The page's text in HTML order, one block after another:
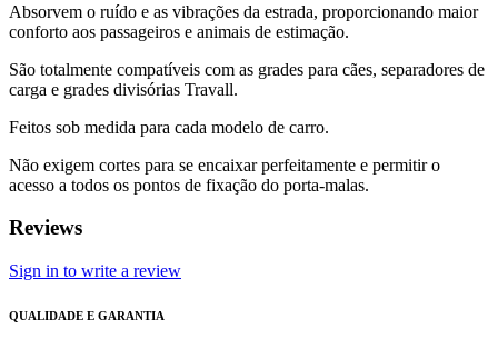
Absorvem o ruído e as vibrações da estrada, proporcionando maior
conforto aos passageiros e animais de estimação.
São totalmente compatíveis com as grades para cães, separadores de
carga e grades divisórias Travall.
Feitos sob medida para cada modelo de carro.
Não exigem cortes para se encaixar perfeitamente e permitir o
acesso a todos os pontos de fixação do porta-malas.
Reviews
Sign in to write a review
QUALIDADE E GARANTIA